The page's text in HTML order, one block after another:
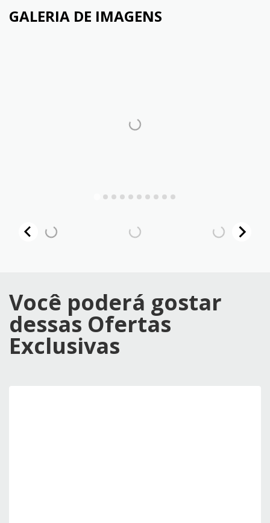
GALERIA DE IMAGENS
Você poderá gostar
dessas Ofertas
Exclusivas